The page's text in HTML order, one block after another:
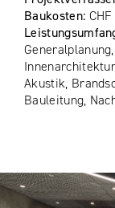
Baukosten:
Akustik,
Bauleitung,